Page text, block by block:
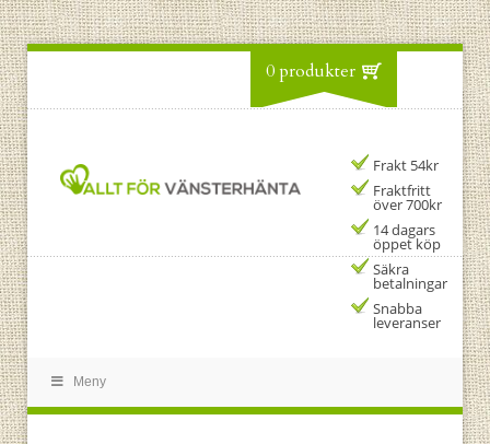
0 produkter
Frakt 54kr
Fraktfritt
över 700kr
14 dagars
öppet köp
Säkra
betalningar
Snabba
leveranser
Meny